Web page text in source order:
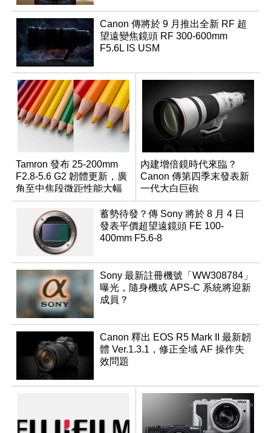
Canon 傳將於 9 月推出全新 RF 超
望遠變焦鏡頭 RF 300-600mm
F5.6L IS USM
Tamron 發布 25-200mm
F2.8-5.6 G2 韌體更新，廣
角至中焦段微距性能大幅
升級
內建增倍鏡時代來臨？
Canon 傳第四季末發表新
一代大白巨砲
蓄勢待發？傳 Sony 將於 8 月 4 日
發表平價超望遠鏡頭 FE 100-
400mm F5.6-8
Sony 最新註冊機號「WW308784」
曝光，隨身機或 APS-C 系統將迎新
成員？
Canon 釋出 EOS R5 Mark II 最新韌
體 Ver.1.3.1，修正全域 AF 操作失
效問題